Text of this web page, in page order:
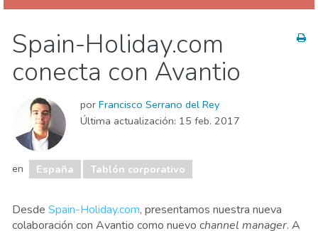
Sala de prensa
Tablón corporativo
Tablón de Propietarios
Tablón del sector
Spain-Holiday.com
conecta con Avantio
por Francisco Serrano del Rey
Última actualización: 15 feb. 2017
en España Tablón corporativo
Desde Spain-Holiday.com, presentamos nuestra nueva
colaboración con Avantio como nuevo channel manager. A